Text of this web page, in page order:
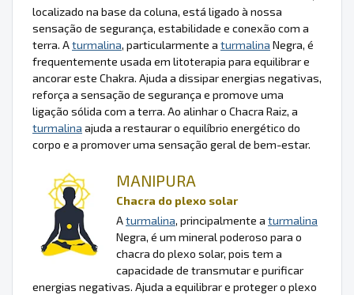
localizado na base da coluna, está ligado à nossa
sensação de segurança, estabilidade e conexão com a
terra. Aturmalina, particularmente a turmalina Negra, é
frequentemente usada em litoterapia para equilibrar e
ancorar este Chakra. Ajuda a dissipar energias negativas,
reforça a sensação de segurança e promove uma
ligação sólida com a terra. Ao alinhar o Chacra Raiz, a
turmalina ajuda a restaurar o equilíbrio energético do
corpo e a promover uma sensação geral de bem-estar.
MANIPURA
Chacra do plexo solar
Aturmalina, principalmente a turmalina
Negra, é um mineral poderoso para o
chacra do plexo solar, pois tem a
capacidade de transmutar e purificar
energias negativas. Ajuda a equilibrar e proteger o plexo